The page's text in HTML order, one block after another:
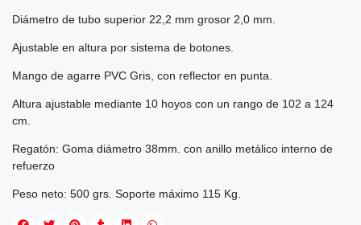
Diámetro de tubo superior 22,2 mm grosor 2,0 mm.
Ajustable en altura por sistema de botones.
Mango de agarre PVC Gris, con reflector en punta.
Altura ajustable mediante 10 hoyos con un rango de 102 a 124
cm.
Regatón: Goma diámetro 38mm. con anillo metálico interno de
refuerzo
Peso neto: 500 grs. Soporte máximo 115 Kg.